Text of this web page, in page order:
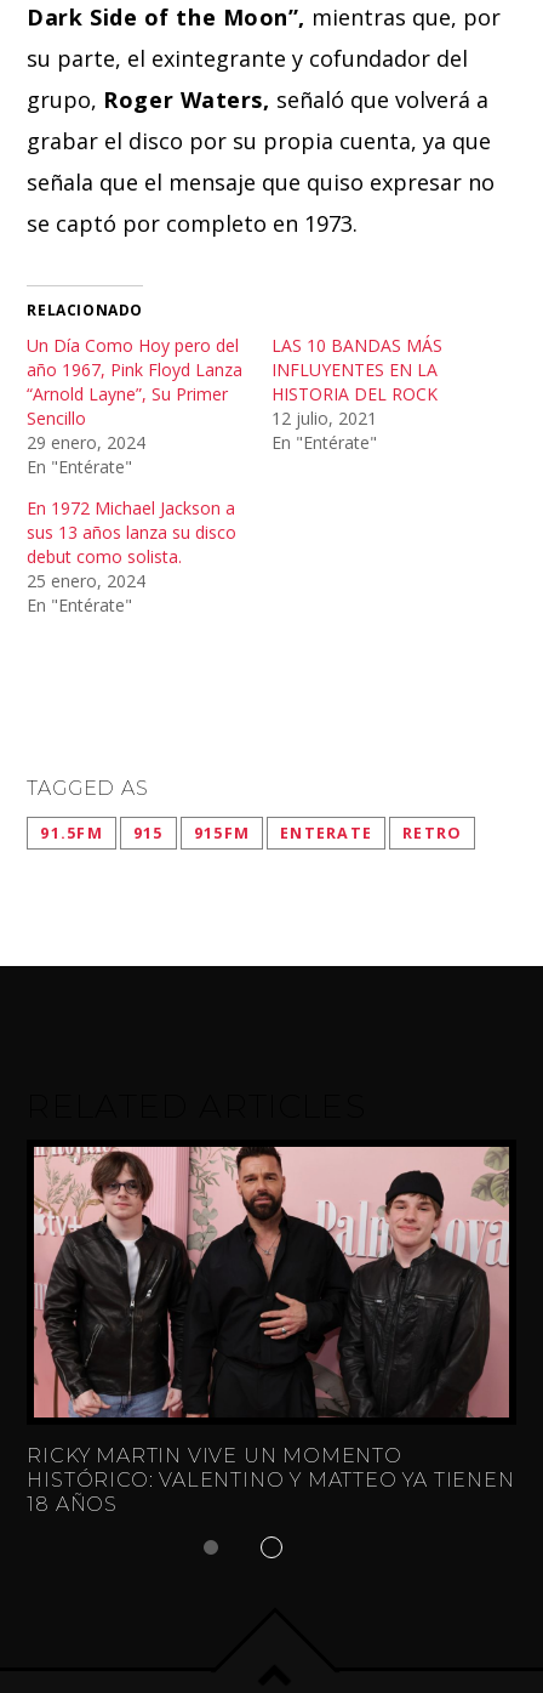
Dark Side of the Moon”, mientras que, por
su parte, el exintegrante y cofundador del
grupo, Roger Waters, señaló que volverá a
grabar el disco por su propia cuenta, ya que
señala que el mensaje que quiso expresar no
se captó por completo en 1973.
RELACIONADO
Un Día Como Hoy pero del
año 1967, Pink Floyd Lanza
“Arnold Layne”, Su Primer
Sencillo
29 enero, 2024
En "Entérate"
LAS 10 BANDAS MÁS
INFLUYENTES EN LA
HISTORIA DEL ROCK
12 julio, 2021
En "Entérate"
En 1972 Michael Jackson a
sus 13 años lanza su disco
debut como solista.
25 enero, 2024
En "Entérate"
TAGGED AS
91.5FM 915 915FM ENTERATE RETRO
RICKY MARTIN VIVE UN MOMENTO
HISTÓRICO: VALENTINO Y MATTEO YA TIENEN
18 AÑOS